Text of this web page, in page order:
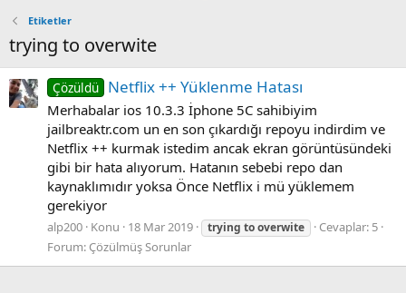
Etiketler
trying to overwite
Çözüldü Netflix ++ Yüklenme Hatası
Merhabalar ios 10.3.3 İphone 5C sahibiyim
jailbreaktr.com un en son çıkardığı repoyu indirdim ve
Netflix ++ kurmak istedim ancak ekran görüntüsündeki
gibi bir hata alıyorum. Hatanın sebebi repo dan
kaynaklımıdır yoksa Önce Netflix i mü yüklemem
gerekiyor
alp200 Konu 18 Mar 2019 trying tooverwite
Cevaplar: 5
Forum: Çözülmüş Sorunlar